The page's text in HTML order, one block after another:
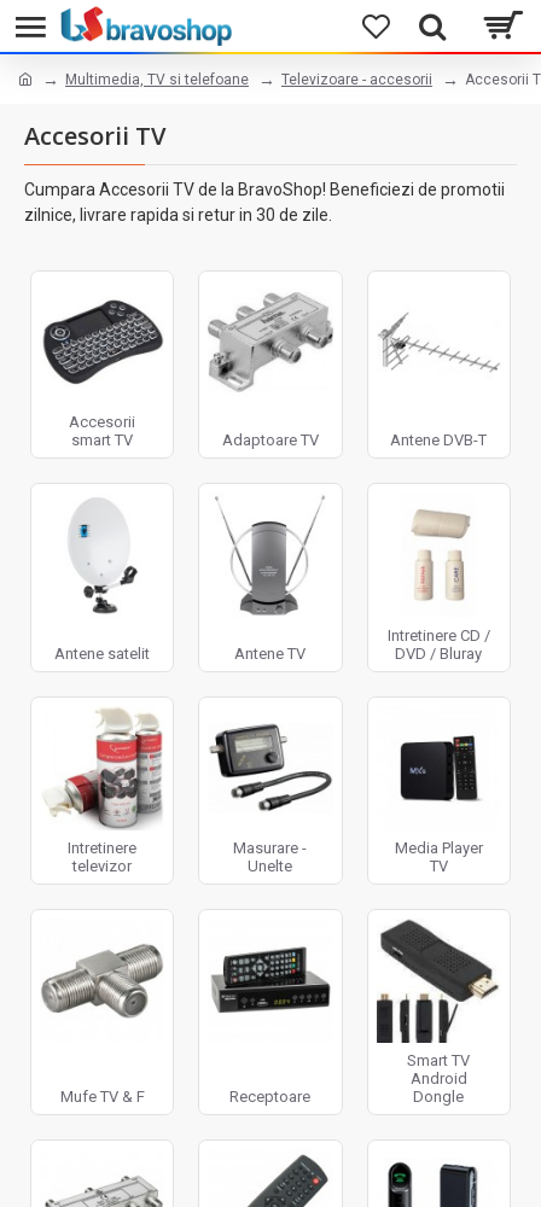
Multimedia, TV si telefoane Televizoare - accesorii Accesorii
Accesorii TV
Cumpara Accesorii TV de la BravoShop! Beneficiezi de promotii
zilnice, livrare rapida si retur in 30 de zile.
Accesorii
smart TV
Adaptoare TV Antene DVB-T
Antene satelit Antene TV
Intretinere CD /
DVD / Bluray
Intretinere
televizor
Masurare -
Unelte
Media Player
TV
Mufe TV & F Receptoare
Smart TV
Android
Dongle